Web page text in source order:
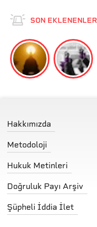
SON EKLENENLER
Hakkımızda
Metodoloji
Hukuk Metinleri
Doğruluk Payı Arşiv
Şüpheli İddia İlet